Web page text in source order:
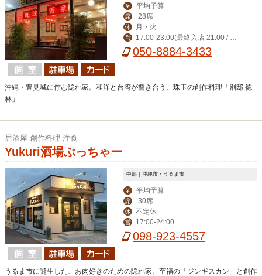
￥ 平均予算
席 28席
休 月・火
営
17:00-23:00(最終入店 21:00 / フ
ードLO22:00)
050-8884-3433
沖縄・豊見城に佇む隠れ家。和洋と台湾が響き合う、珠玉の創作料理「別邸 徳
林」
居酒屋 創作料理 洋食
Yukuri酒場ぶっちゃー
中部｜沖縄市・うるま市
￥ 平均予算
席 30席
休 不定休
営 17:00-24:00
098-923-4557
うるま市に誕生した、お肉好きのための隠れ家。至福の「ジンギスカン」と創作